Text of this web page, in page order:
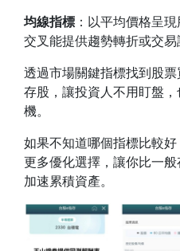
均線指標：以平均價格呈
交叉能提供趨勢轉折或交易
透過市場關鍵指標找到股
存股，讓投資人不用盯盤
機。
如果不知道哪個指標比較
更多優化選擇，讓你比一
加速累積資產。